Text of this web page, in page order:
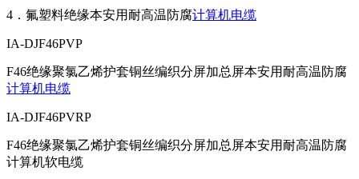
4．氟塑料绝缘本安用耐高温防腐计算机电缆
IA-DJF46PVP
F46绝缘聚氯乙烯护套铜丝编织分屏加总屏本安用耐高温防腐
计算机电缆
IA-DJF46PVRP
F46绝缘聚氯乙烯护套铜丝编织分屏加总屏本安用耐高温防腐
计算机软电缆